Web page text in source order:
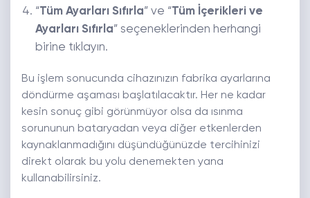
“Tüm Ayarları Sıfırla” ve “Tüm İçerikleri ve
Ayarları Sıfırla” seçeneklerinden herhangi
birine tıklayın.
Bu işlem sonucunda cihazınızın fabrika ayarlarına
döndürme aşaması başlatılacaktır. Her ne kadar
kesin sonuç gibi görünmüyor olsa da ısınma
sorununun bataryadan veya diğer etkenlerden
kaynaklanmadığını düşündüğünüzde tercihinizi
direkt olarak bu yolu denemekten yana
kullanabilirsiniz.